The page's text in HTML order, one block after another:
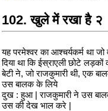
102. खुले में रखा है २
यह परमेश्वर का आश्चर्यकर्म था
दिया था कि ईस्राएली छोटे
बेटी ने, जो राजकुमारी थी, एक
उस बालक के लिये
दुख : हुआ | राजकुमारी ने उस
उस की देख भाल करे |